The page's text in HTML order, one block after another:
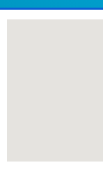
どに基づき、公平性を担
>提携企業一覧